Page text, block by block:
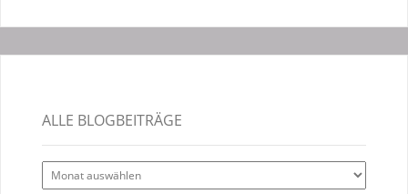
ALLE BLOGBEITRÄGE
Alle
Blogbeiträge